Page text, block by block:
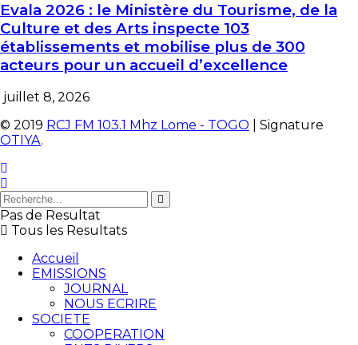
Evala 2026 : le Ministère du Tourisme, de la
Culture et des Arts inspecte 103
établissements et mobilise plus de 300
acteurs pour un accueil d’excellence
juillet 8, 2026
© 2019 RCJ FM 103.1 Mhz Lome - TOGO | Signature
OTIYA.
Pas de Resultat
Tous les Resultats
Accueil
EMISSIONS
JOURNAL
NOUS ECRIRE
SOCIETE
COOPERATION